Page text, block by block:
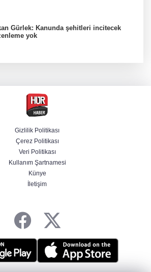
Gürlek: Kanunda şehitleri incitecek
yok
taarruz, yüksek hassasiyet! Bayraktar
TİHA TOLUN P ile vurdu
Belediye Başkanı İlkay Çiçek
Ağbaba soruşturmasında MASAK para
Gizlilik Politikası
Çerez Politikası
Veri Politikası
Kullanım Şartnamesi
Künye
İletişim